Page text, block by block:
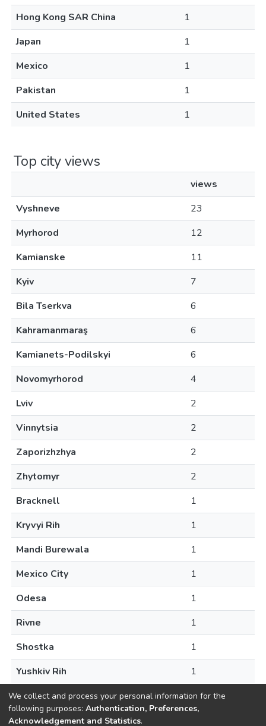
Hong Kong SAR China
1
Japan
1
Mexico
1
Pakistan
1
United States
1
Top city views
views
Vyshneve
23
Myrhorod
12
Kamianske
11
Kyiv
7
Bila Tserkva
6
Kahramanmaraş
6
Kamianets-Podilskyi
6
Novomyrhorod
4
Lviv
2
Vinnytsia
2
Zaporizhzhya
2
Zhytomyr
2
Bracknell
1
Kryvyi Rih
1
Mandi Burewala
1
Mexico City
1
Odesa
1
Rivne
1
Shostka
1
Yushkiv Rih
1
We collect and process your personal information for the
following purposes: Authentication, Preferences,
Acknowledgement and Statistics.